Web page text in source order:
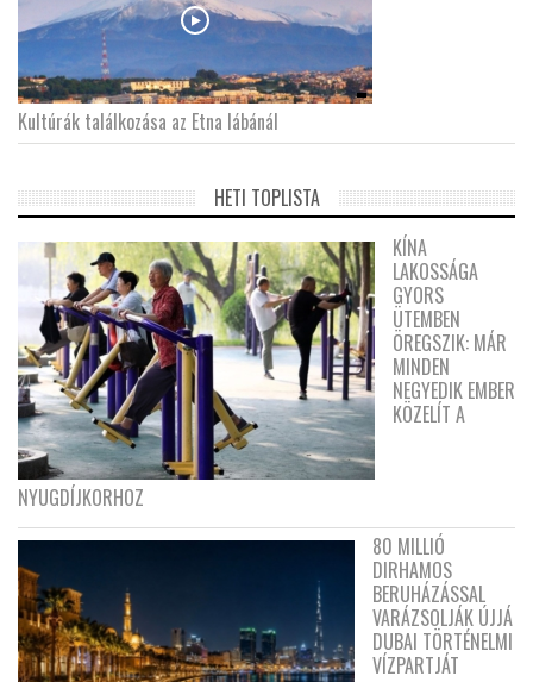
Kultúrák találkozása az Etna lábánál
HETI TOPLISTA
KÍNA
LAKOSSÁGA
GYORS
ÜTEMBEN
ÖREGSZIK: MÁR
MINDEN
NEGYEDIK EMBER
KÖZELÍT A
NYUGDÍJKORHOZ
80 MILLIÓ
DIRHAMOS
BERUHÁZÁSSAL
VARÁZSOLJÁK ÚJJÁ
DUBAI TÖRTÉNELMI
VÍZPARTJÁT